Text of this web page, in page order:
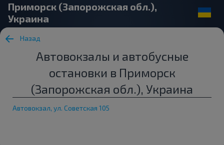
Приморск (Запорожская обл.),
Украина
Назад
Автовокзалы и автобусные
остановки в Приморск
(Запорожская обл.), Украина
Автовокзал, ул. Советская 105